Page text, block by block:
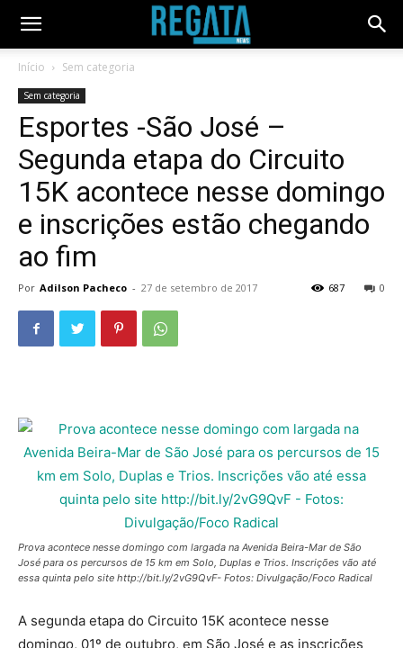
Início Sem categoria
Sem categoria
Esportes -São José –
Segunda etapa do Circuito
15K acontece nesse domingo
e inscrições estão chegando
ao fim
Por Adilson Pacheco - 27 de setembro de 2017 0
687
Prova acontece nesse domingo com largada na Avenida Beira-Mar de São
José para os percursos de 15 km em Solo, Duplas e Trios. Inscrições vão até
essa quinta pelo site http://bit.ly/2vG9QvF- Fotos: Divulgação/Foco Radical
A segunda etapa do Circuito 15K acontece nesse
domingo, 01º de outubro, em São José e as inscrições